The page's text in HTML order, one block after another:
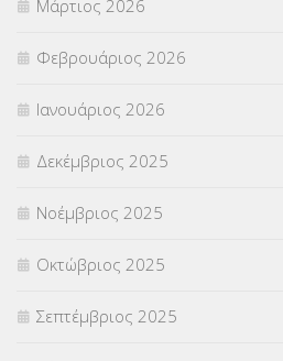
ΣΤΕΛΕΧΗ (360)
ΣΥΜΒΟΥΛΕΥΤΙΚΟΣ ΣΤΑΘΜΟΣ ΝΕΩΝ
ΣΥΝΤΑΞΕΙΣ(12)
ΣΧΟΛΙΚΟΙ ΣΥΜΒΟΥΛΟΙ
ΥΠΕΡΑΡΙΘΜΟΙ(1)
ΥΠΟΤΡΟΦΙΕΣ(28)
ΦΥΣΙΚΗ ΑΓΩΓΗ(692)
Μάρτιος 2026
Φεβρουάριος 2026
Ιανουάριος 2026
Δεκέμβριος 2025
Νοέμβριος 2025
Οκτώβριος 2025
Σεπτέμβριος 2025